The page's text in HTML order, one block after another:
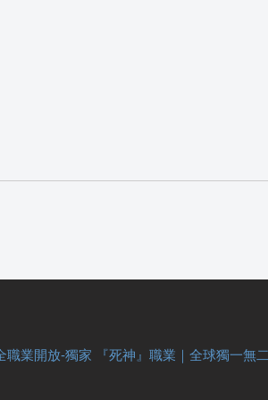
業開放-獨家 『死神』職業｜全球獨一無